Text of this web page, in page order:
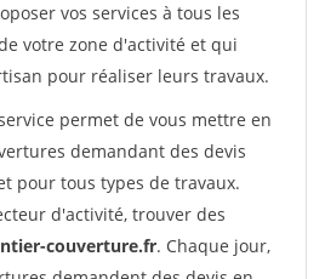
vos services à tous les
votre zone d'activité et qui
pour réaliser leurs travaux.
permet de vous mettre en
demandant des devis
pour tous types de travaux.
d'activité, trouver des
couverture.fr. Chaque jour,